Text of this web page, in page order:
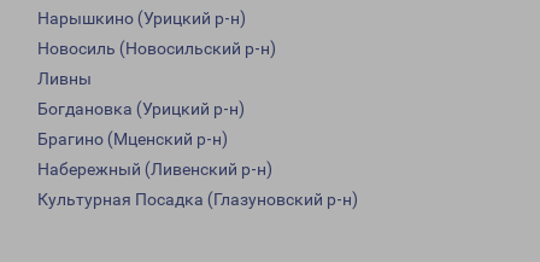
Нарышкино (Урицкий р-н)
Новосиль (Новосильский р-н)
Ливны
Богдановка (Урицкий р-н)
Брагино (Мценский р-н)
Набережный (Ливенский р-н)
Культурная Посадка (Глазуновский р-н)